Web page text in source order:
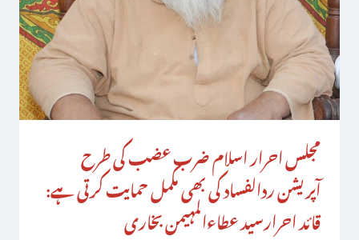
مجلس احرار اسلام ضرب عضب کی طرح
آپریشن ردالفساد کی بھی مکمل حمایت کرتی ہے:
قائد احرارسید عطاءالمہیمن بخاری